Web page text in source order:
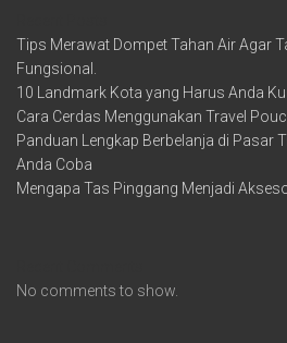
Tips Merawat Dompet Tahan Air Agar
Fungsional.
10 Landmark Kota yang Harus Anda
Cara Cerdas Menggunakan Travel
Panduan Lengkap Berbelanja di Pasar
Anda Coba
Mengapa Tas Pinggang Menjadi
No comments to show.